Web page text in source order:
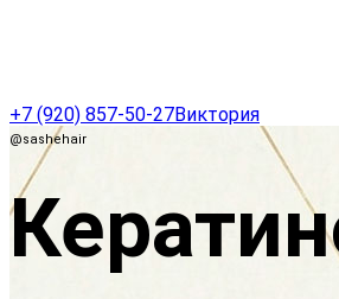
+7 (920) 857-50-27Виктория
@sashehair